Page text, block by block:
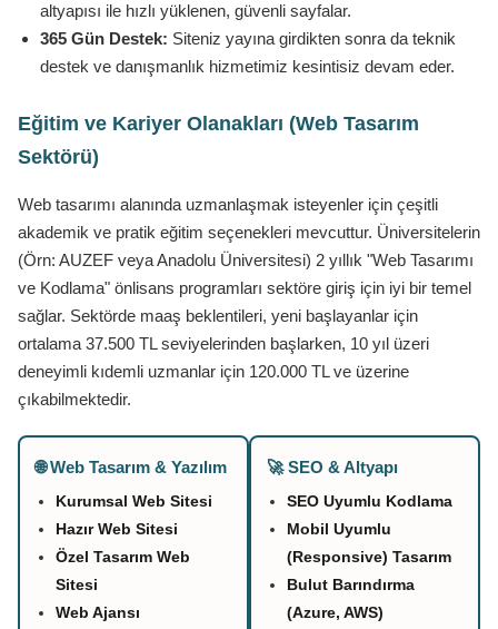
altyapısı ile hızlı yüklenen, güvenli sayfalar.
365 Gün Destek: Siteniz yayına girdikten sonra da teknik
destek ve danışmanlık hizmetimiz kesintisiz devam eder.
Eğitim ve Kariyer Olanakları (Web Tasarım
Sektörü)
Web tasarımı alanında uzmanlaşmak isteyenler için çeşitli
akademik ve pratik eğitim seçenekleri mevcuttur. Üniversitelerin
(Örn: AUZEF veya Anadolu Üniversitesi) 2 yıllık "Web Tasarımı
ve Kodlama" önlisans programları sektöre giriş için iyi bir temel
sağlar. Sektörde maaş beklentileri, yeni başlayanlar için
ortalama 37.500 TL seviyelerinden başlarken, 10 yıl üzeri
deneyimli kıdemli uzmanlar için 120.000 TL ve üzerine
çıkabilmektedir.
🌐 Web Tasarım & Yazılım
Kurumsal Web Sitesi
Hazır Web Sitesi
Özel Tasarım Web
Sitesi
Web Ajansı
🚀 SEO & Altyapı
SEO Uyumlu Kodlama
Mobil Uyumlu
(Responsive) Tasarım
Bulut Barındırma
(Azure, AWS)